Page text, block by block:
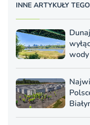
INNE ARTYKUŁY
wody